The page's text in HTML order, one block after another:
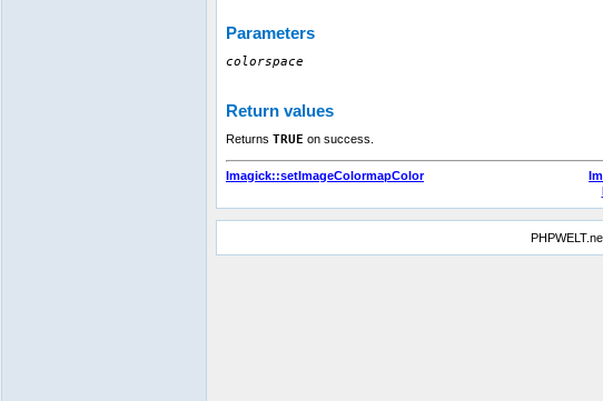
Parameters
colorspace
Return values
Returns TRUE on success.
Imagick::setImageColormapColor